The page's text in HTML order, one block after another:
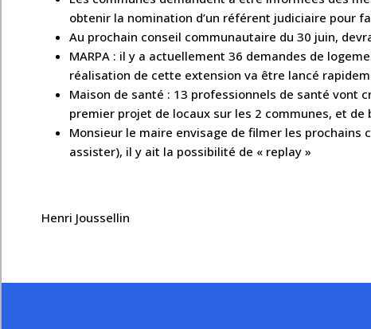
obtenir la nomination d’un référent judiciaire pour
Au prochain conseil communautaire du 30 juin,
MARPA : il y a actuellement 36 demandes de
réalisation de cette extension va être lancé
Maison de santé : 13 professionnels de santé vont
premier projet de locaux sur les 2 communes, et de
Monsieur le maire envisage de filmer les prochains
assister), il y ait la possibilité de « replay »
Henri Joussellin